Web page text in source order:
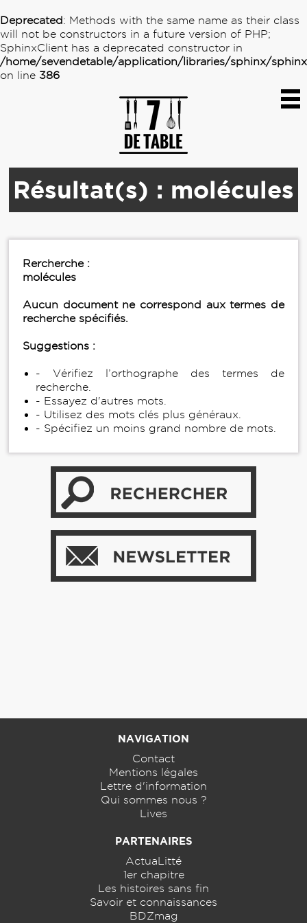
Deprecated: Methods with the same name as their class
will not be constructors in a future version of PHP;
SphinxClient has a deprecated constructor in
/home/sevendetable/application/libraries/sphinx/
on line 386
Résultat(s) : molécules
Rercherche :
molécules
Aucun document ne correspond aux termes de
recherche spécifiés.
Suggestions :
- Vérifiez l’orthographe des termes de
recherche.
- Essayez d'autres mots.
- Utilisez des mots clés plus généraux.
- Spécifiez un moins grand nombre de mots.
NAVIGATION
Contact
Mentions légales
Lettre d'information
Qui sommes nous ?
Lives
PARTENAIRES
ActuaLitté
1er chapitre
Les histoires sans fin
Savoir et connaissances
BDZmag